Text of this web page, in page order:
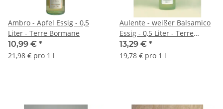
Ambro - Apfel Essig - 0,5
Liter - Terre Bormane
10,99 € *
21,98 € pro 1 l
Aulente - weißer Balsamico
Essig - 0,5 Liter - Terre
Bormane
13,29 € *
19,78 € pro 1 l